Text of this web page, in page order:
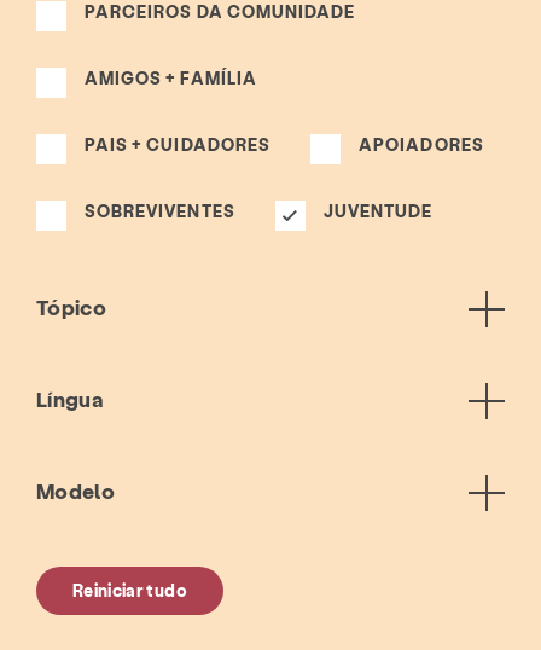
PARCEIROS DA COMUNIDADE
AMIGOS + FAMÍLIA
PAIS + CUIDADORES APOIADORES
SOBREVIVENTES JUVENTUDE
Tópico
Língua
Modelo
Reiniciar tudo